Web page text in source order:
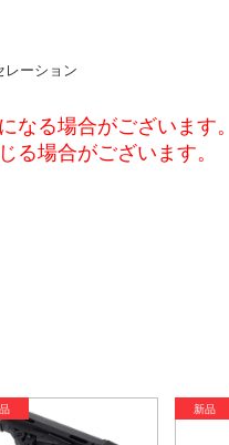
レーション
る場合がございます。
る場合がございます。